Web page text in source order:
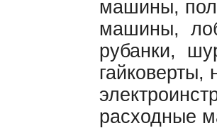
машины,
машины,
рубанки,
гайковерты,
расходные